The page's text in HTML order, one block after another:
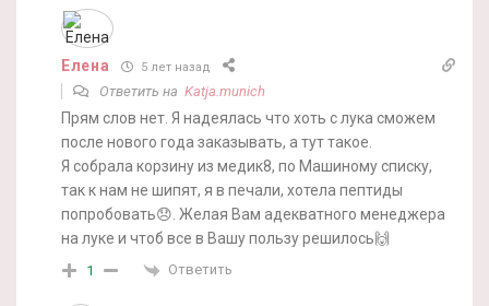
Елена 5 лет назад
Ответить на Katja.munich
Прям слов нет. Я надеялась что хоть с лука сможем
после нового года заказывать, а тут такое.
Я собрала корзину из медик8, по Машиному списку,
так к нам не шипят, я в печали, хотела пептиды
попробовать😞. Желая Вам адекватного менеджера
на луке и чтоб все в Вашу пользу решилось🙌
1 Ответить